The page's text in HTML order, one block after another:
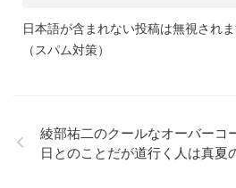
日本語が含まれない投稿は無視され
（スパム対策）
綾部祐二のクールなオーバー
日とのことだが道行く人は真夏